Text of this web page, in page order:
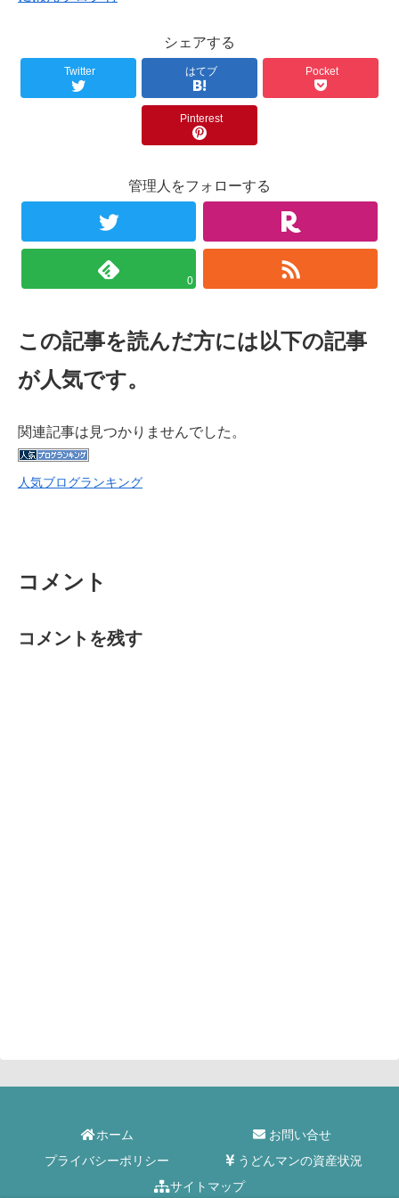
シェアする
Twitter はてブ Pocket
Pinterest
管理人をフォローする
0
この記事を読んだ方には以下の記事
が人気です。
関連記事は見つかりませんでした。
人気ブログランキング
コメント
コメントを残す
ホーム
お問い合せ
プライバシーポリシー
うどんマンの資産状況
サイトマップ